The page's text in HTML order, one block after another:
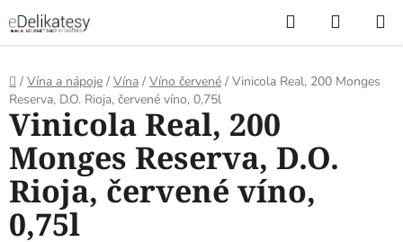
na
obsah
Hledat
KOŠÍK
Domů
/ Vína a nápoje / Vína / Víno červené / Vinicola Real, 200 Monges
Reserva, D.O. Rioja, červené víno, 0,75l
Vinicola Real, 200
Monges Reserva, D.O.
Rioja, červené víno,
0,75l